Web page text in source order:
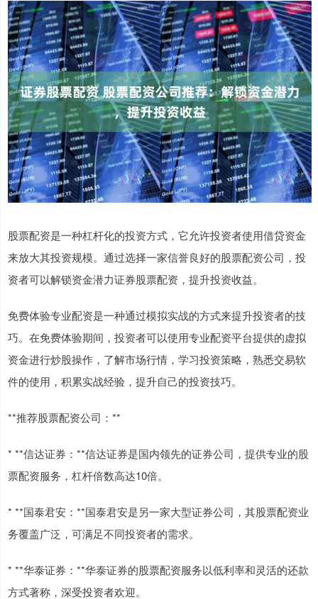
股票配资是一种杠杆化的投资方式，它允许投资者使用借贷资金
来放大其投资规模。通过选择一家信誉良好的股票配资公司，投
资者可以解锁资金潜力证券股票配资，提升投资收益。
免费体验专业配资是一种通过模拟实战的方式来提升投资者的技
巧。在免费体验期间，投资者可以使用专业配资平台提供的虚拟
资金进行炒股操作，了解市场行情，学习投资策略，熟悉交易软
件的使用，积累实战经验，提升自己的投资技巧。
**推荐股票配资公司：**
* **信达证券：**信达证券是国内领先的证券公司，提供专业的股
票配资服务，杠杆倍数高达10倍。
* **国泰君安：**国泰君安是另一家大型证券公司，其股票配资业
务覆盖广泛，可满足不同投资者的需求。
* **华泰证券：**华泰证券的股票配资服务以低利率和灵活的还款
方式著称，深受投资者欢迎。